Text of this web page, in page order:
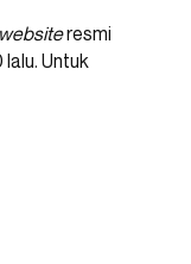
websiteresmi
Untuk